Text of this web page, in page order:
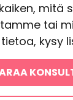
mitä
tai
kysy